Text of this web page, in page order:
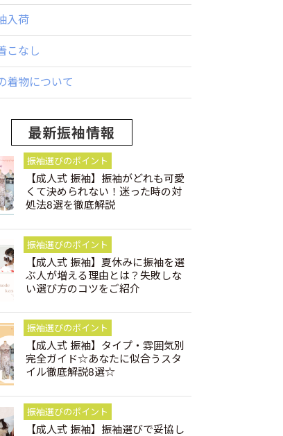
入荷
こなし
着物について
最新振袖情報
振袖選びのポイント
【成人式 振袖】振袖がどれも可愛
くて決められない！迷った時の対
処法8選を徹底解説
振袖選びのポイント
【成人式 振袖】夏休みに振袖を選
ぶ人が増える理由とは？失敗しな
い選び方のコツをご紹介
振袖選びのポイント
【成人式 振袖】タイプ・雰囲気別
完全ガイド☆あなたに似合うスタ
イル徹底解説8選☆
振袖選びのポイント
【成人式 振袖】振袖選びで妥協し